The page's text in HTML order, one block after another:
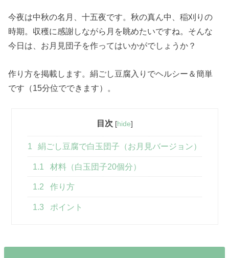
今夜は中秋の名月、十五夜です。秋の真ん中、稲刈りの
時期。収穫に感謝しながら月を眺めたいですね。そんな
今日は、お月見団子を作ってはいかがでしょうか？
作り方を掲載します。絹ごし豆腐入りでヘルシー＆簡単
です（15分位でできます）。
目次 [hide]
1 絹ごし豆腐で白玉団子（お月見バージョン）
1.1 材料（白玉団子20個分）
1.2 作り方
1.3 ポイント